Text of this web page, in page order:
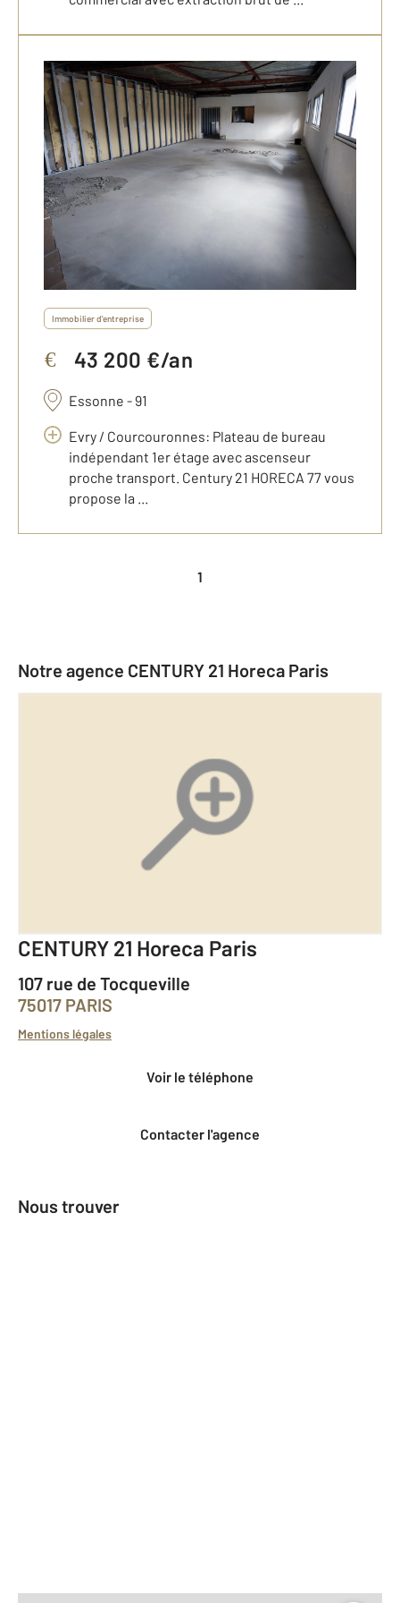
Immobilier d'entreprise
€ 43 200 €/an
Essonne - 91
Evry / Courcouronnes: Plateau de bureau
indépendant 1er étage avec ascenseur
proche transport. Century 21 HORECA 77 vous
propose la ...
1
Notre agence CENTURY 21 Horeca Paris
CENTURY 21 Horeca Paris
107 rue de Tocqueville
75017 PARIS
Mentions légales
Voir le téléphone
Contacter l'agence
Nous trouver